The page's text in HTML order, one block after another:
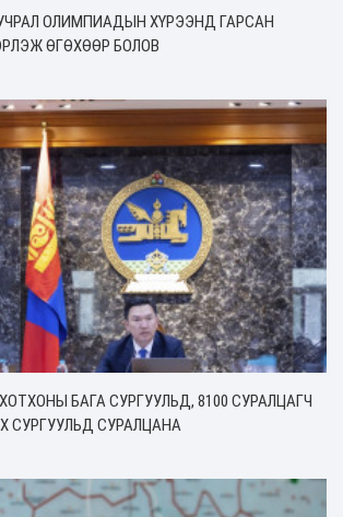
ОЛИМПИАДЫН ХҮРЭЭНД ГАРСАН
ӨГӨХӨӨР БОЛОВ
БАГА СУРГУУЛЬД, 8100 СУРАЛЦАГЧ
СУРГУУЛЬД СУРАЛЦАНА